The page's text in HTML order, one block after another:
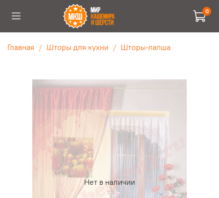
0
Главная Шторы для кухни Шторы-лапша
Нет в наличии